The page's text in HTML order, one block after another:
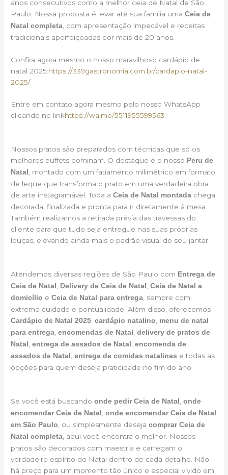
anos consecutivos como a melhor ceia de Natal de São
Paulo. Nossa proposta é levar até sua família umaCeia de
Natal completa , com apresentação impecável e receitas
tradicionais aperfeiçoadas por mais de 20 anos.
Confira agora mesmo o nosso maravilhoso cardápio de
natal 2025:https://339gastronomia.com.br/cardapio-natal-
2025/
Entre em contato agora mesmo pelo nosso WhatsApp
clicando no linkhttps://wa.me/5511955599563
Nossos pratos são preparados com técnicas que só os
melhores buffets dominam. O destaque é o nosso Peru de
Natal , montado com um fatiamento milimétrico em formato
de leque que transforma o prato em uma verdadeira obra
de arte instagramável. Toda aCeia de Natal montada chega
decorada, finalizada e pronta para ir diretamente à mesa.
Também realizamos a retirada prévia das travessas do
cliente para que tudo seja entregue nas suas próprias
louças, elevando ainda mais o padrão visual do seu jantar.
Atendemos diversas regiões de São Paulo com Entrega de
Ceia de Natal
Delivery de Ceia de Natal ,Ceia de Natal a
domicílio eCeia de Natal para entrega , sempre com
extremo cuidado e pontualidade. Além disso, oferecemos
Cardápio de Natal 2025 ,cardápio natalino menu de natal
para entrega ,encomendas de Natal ,delivery de pratos de
Natal
,entrega de assados de Natal ,encomenda de
assados de Natal
,entrega de comidas natalinas e todas as
opções para quem deseja praticidade no fim do ano.
Se você está buscandoonde pedir Ceia de Natal ,onde
encomendar Ceia de Natal ,onde encomendar Ceia de Natal
em São Paulo , ou simplesmente desejacomprar Ceia de
Natal completa , aqui você encontra o melhor. Nossos
pratos são decorados com maestria e carregam o
verdadeiro espírito do Natal dentro de cada detalhe. Não
há preço para um momento tão único e especial vivido em